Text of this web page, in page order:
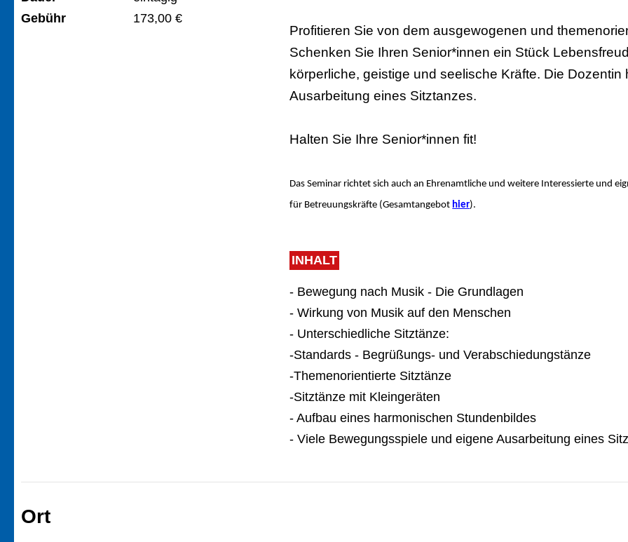
Gebühr
173,00 €
Profitieren Sie von dem ausgewogenen und
Schenken Sie Ihren Senior*innen ein Stück
körperliche, geistige und seelische Kräfte. Die Dozentin
Ausarbeitung eines Sitztanzes.
Halten Sie Ihre Senior*innen fit!
Das Seminar richtet sich auch an Ehrenamtliche und weitere Interessierte und
für Betreuungskräfte (Gesamtangebot hier).
INHALT
- Bewegung nach Musik - Die Grundlagen
- Wirkung von Musik auf den Menschen
- Unterschiedliche Sitztänze:
-Standards - Begrüßungs- und Verabschiedungstänze
-Themenorientierte Sitztänze
-Sitztänze mit Kleingeräten
- Aufbau eines harmonischen Stundenbildes
- Viele Bewegungsspiele und eigene Ausarbeitung eines
Ort